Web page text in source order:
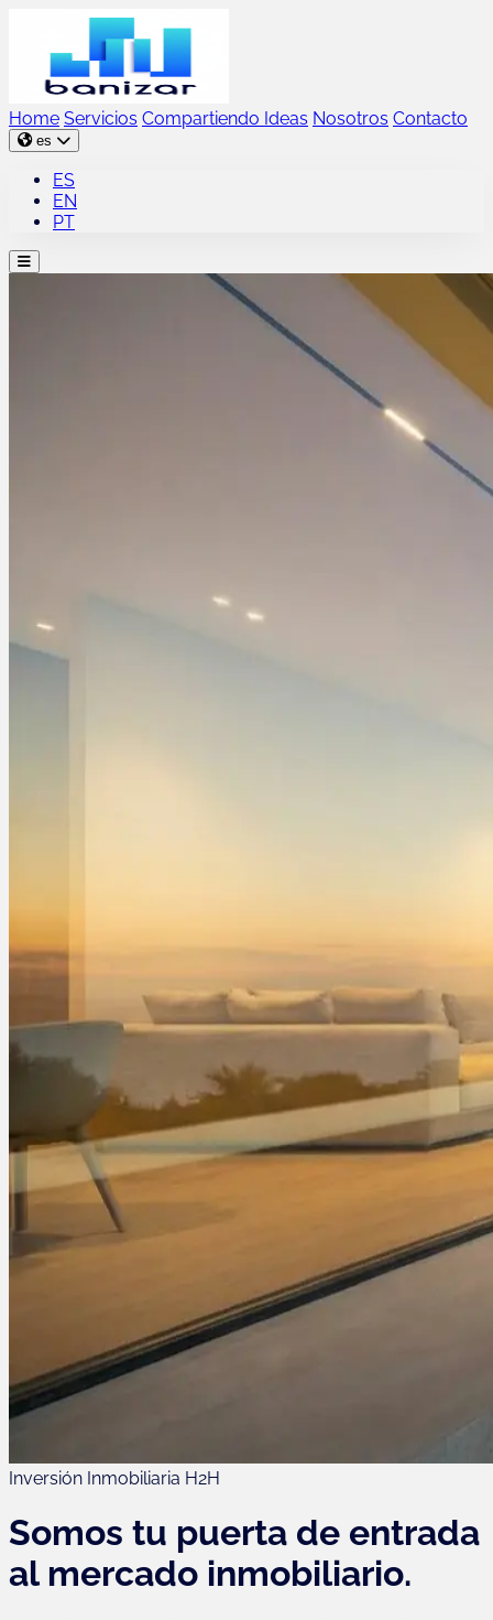
Home Servicios Compartiendo Ideas Nosotros Contacto
es
ES
EN
PT
Inversión Inmobiliaria H2H
Somos tu puerta de entrada
al mercado inmobiliario.